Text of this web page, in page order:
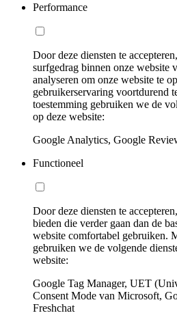
Performance
Door deze diensten te
surfgedrag binnen onze website
analyseren om onze website te
gebruikerservaring voortdurend
toestemming gebruiken we de
op deze website:
Google Analytics, Google
Functioneel
Door deze diensten te
bieden die verder gaan dan de
website comfortabel gebruiken.
gebruiken we de volgende
website:
Google Tag Manager, UET
Consent Mode van Microsoft,
Freshchat